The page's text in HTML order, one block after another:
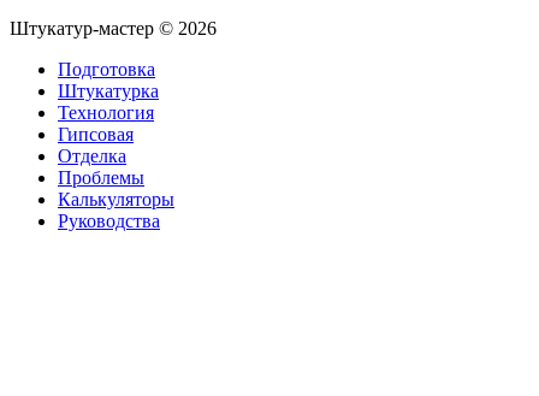
Штукатур-мастер © 2026
Подготовка
Штукатурка
Технология
Гипсовая
Отделка
Проблемы
Калькуляторы
Руководства